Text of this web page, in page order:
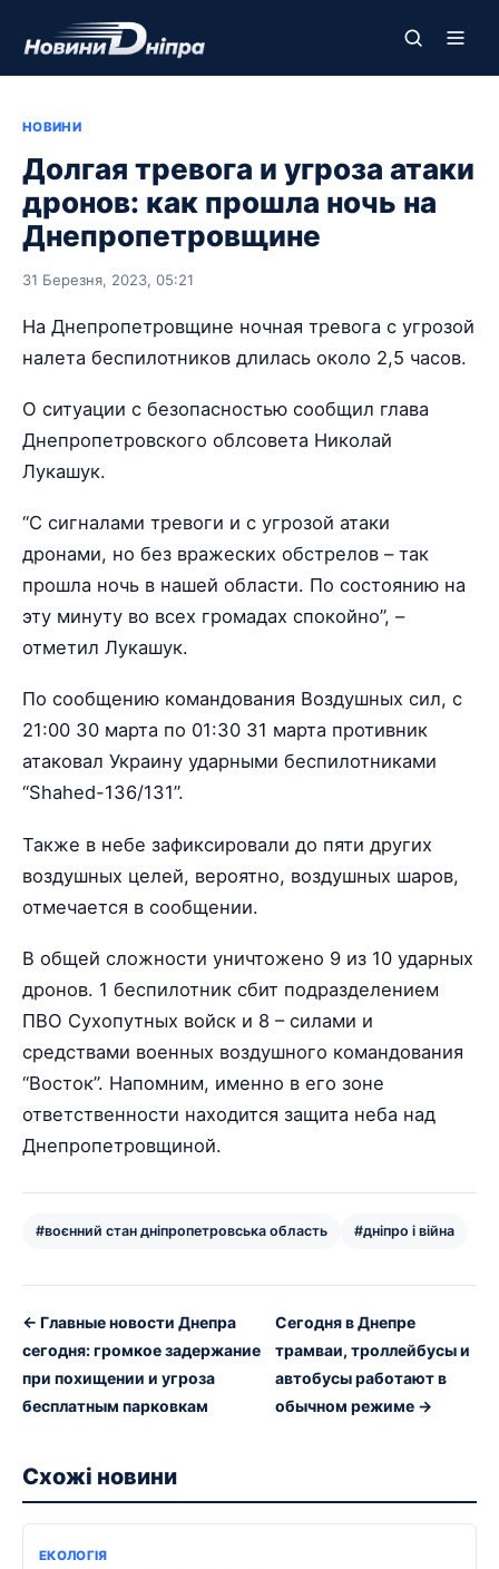
НОВИНИ
Долгая тревога и угроза атаки
дронов: как прошла ночь на
Днепропетровщине
31 Березня, 2023, 05:21
На Днепропетровщине ночная тревога с угрозой
налета беспилотников длилась около 2,5 часов.
О ситуации с безопасностью сообщил глава
Днепропетровского облсовета Николай
Лукашук.
“С сигналами тревоги и с угрозой атаки
дронами, но без вражеских обстрелов – так
прошла ночь в нашей области. По состоянию на
эту минуту во всех громадах спокойно”, –
отметил Лукашук.
По сообщению командования Воздушных сил, с
21:00 30 марта по 01:30 31 марта противник
атаковал Украину ударными беспилотниками
“Shahed-136/131”.
Также в небе зафиксировали до пяти других
воздушных целей, вероятно, воздушных шаров,
отмечается в сообщении.
В общей сложности уничтожено 9 из 10 ударных
дронов. 1 беспилотник сбит подразделением
ПВО Сухопутных войск и 8 – силами и
средствами военных воздушного командования
“Восток”. Напомним, именно в его зоне
ответственности находится защита неба над
Днепропетровщиной.
#воєнний стан дніпропетровська область #дніпро і війна
← Главные новости Днепра
сегодня: громкое задержание
при похищении и угроза
бесплатным парковкам
Сегодня в Днепре
трамваи, троллейбусы и
автобусы работают в
обычном режиме →
Схожі новини
ЕКОЛОГІЯ